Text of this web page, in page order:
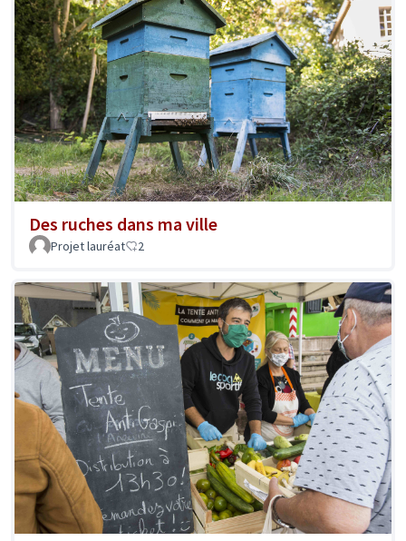
Des ruches dans ma ville
Projet lauréat 2